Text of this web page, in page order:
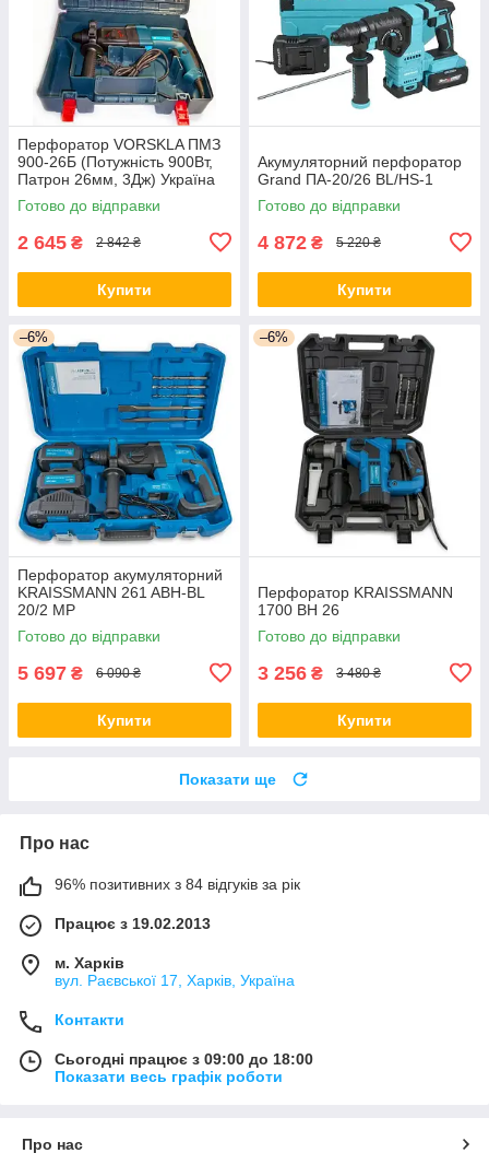
Перфоратор VORSKLA ПМЗ
900-26Б (Потужність 900Вт,
Патрон 26мм, 3Дж) Україна
Готово до відправки
2 645 ₴ 2 842 ₴
Купити
Акумуляторний перфоратор
Grand ПА-20/26 BL/HS-1
Готово до відправки
4 872 ₴ 5 220 ₴
Купити
–6%
Перфоратор акумуляторний
KRAISSMANN 261 ABH-BL
20/2 MP
Готово до відправки
5 697 ₴ 6 090 ₴
Купити
–6%
Перфоратор KRAISSMANN
1700 BH 26
Готово до відправки
3 256 ₴ 3 480 ₴
Купити
Показати ще
Про нас
96% позитивних з 84 відгуків за рік
Працює з 19.02.2013
м. Харків
вул. Раєвської 17, Харків, Україна
Контакти
Сьогодні працює з 09:00 до 18:00
Показати весь графік роботи
Про нас